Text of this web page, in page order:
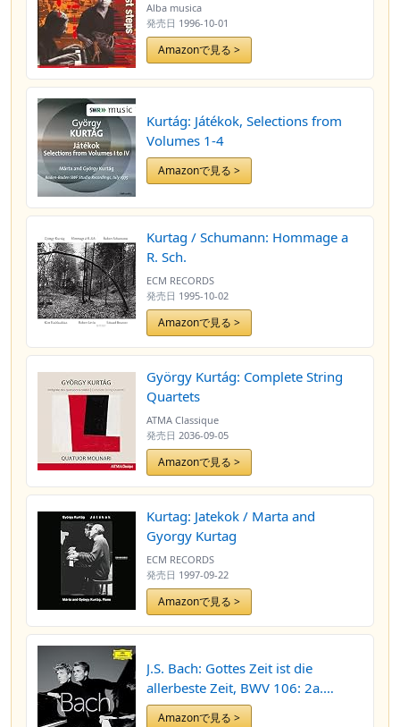
Alba musica
発売日 1996-10-01
Amazonで見る >
Kurtág: Játékok, Selections from
Volumes 1-4
Amazonで見る >
Kurtag / Schumann: Hommage a
R. Sch.
ECM RECORDS
発売日 1995-10-02
Amazonで見る >
György Kurtág: Complete String
Quartets
ATMA Classique
発売日 2036-09-05
Amazonで見る >
Kurtag: Jatekok / Marta and
Gyorgy Kurtag
ECM RECORDS
発売日 1997-09-22
Amazonで見る >
J.S. Bach: Gottes Zeit ist die
allerbeste Zeit, BWV 106: 2a.
Gottes Zeit, ist die allerbeste Zeit
Amazonで見る >